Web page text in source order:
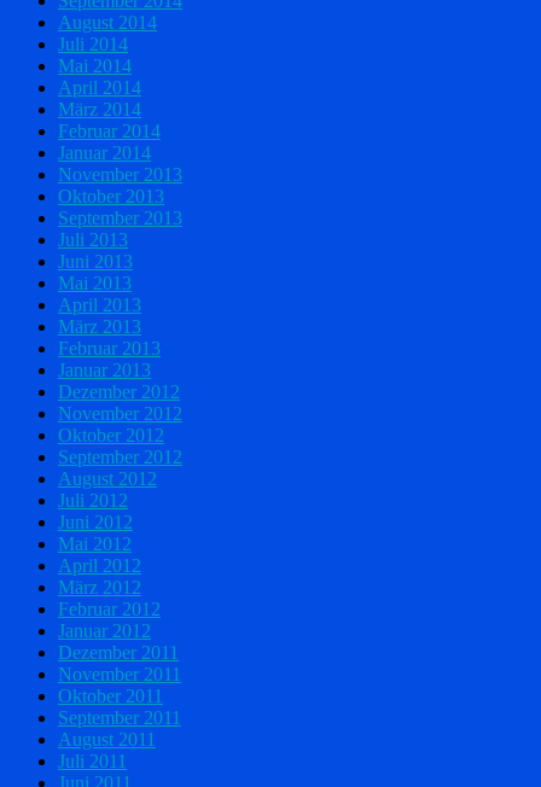
August 2014
Juli 2014
Mai 2014
April 2014
März 2014
Februar 2014
Januar 2014
November 2013
Oktober 2013
September 2013
Juli 2013
Juni 2013
Mai 2013
April 2013
März 2013
Februar 2013
Januar 2013
Dezember 2012
November 2012
Oktober 2012
September 2012
August 2012
Juli 2012
Juni 2012
Mai 2012
April 2012
März 2012
Februar 2012
Januar 2012
Dezember 2011
November 2011
Oktober 2011
September 2011
August 2011
Juli 2011